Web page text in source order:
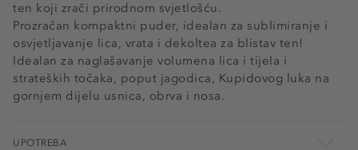
ten koji zrači prirodnom svjetlošću.
Prozračan kompaktni puder, idealan za sublimiranje i
osvjetljavanje lica, vrata i dekoltea za blistav ten!
Idealan za naglašavanje volumena lica i tijela i
strateških točaka, poput jagodica, Kupidovog luka na
gornjem dijelu usnica, obrva i nosa.
UPOTREBA